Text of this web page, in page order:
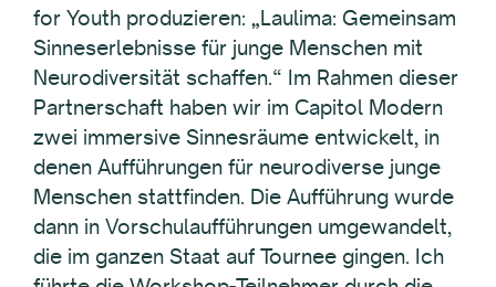
for Youth produzieren: „Laulima: Gemeinsam
Sinneserlebnisse für junge Menschen mit
Neurodiversität schaffen.“ Im Rahmen dieser
Partnerschaft haben wir im Capitol Modern
zwei immersive Sinnesräume entwickelt, in
denen Aufführungen für neurodiverse junge
Menschen stattfinden. Die Aufführung wurde
dann in Vorschulaufführungen umgewandelt,
die im ganzen Staat auf Tournee gingen. Ich